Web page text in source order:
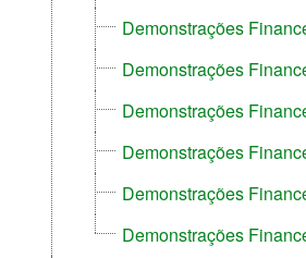
Demonstrações
Demonstrações
Demonstrações
Demonstrações
Demonstrações
Demonstrações